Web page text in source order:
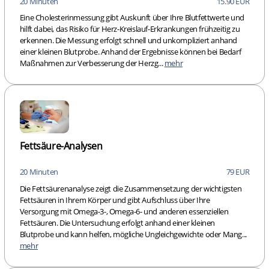
Eine Cholesterinmessung gibt Auskunft über Ihre Blutfettwerte und
hilft dabei, das Risiko für Herz-Kreislauf-Erkrankungen frühzeitig zu
erkennen. Die Messung erfolgt schnell und unkompliziert anhand
einer kleinen Blutprobe. Anhand der Ergebnisse können bei Bedarf
Maßnahmen zur Verbesserung der Herzg...mehr
Fettsäure-Analysen
20 Minuten
79 EUR
Die Fettsäurenanalyse zeigt die Zusammensetzung der wichtigsten
Fettsäuren in Ihrem Körper und gibt Aufschluss über Ihre
Versorgung mit Omega-3-, Omega-6- und anderen essenziellen
Fettsäuren. Die Untersuchung erfolgt anhand einer kleinen
Blutprobe und kann helfen, mögliche Ungleichgewichte oder Mang...
mehr